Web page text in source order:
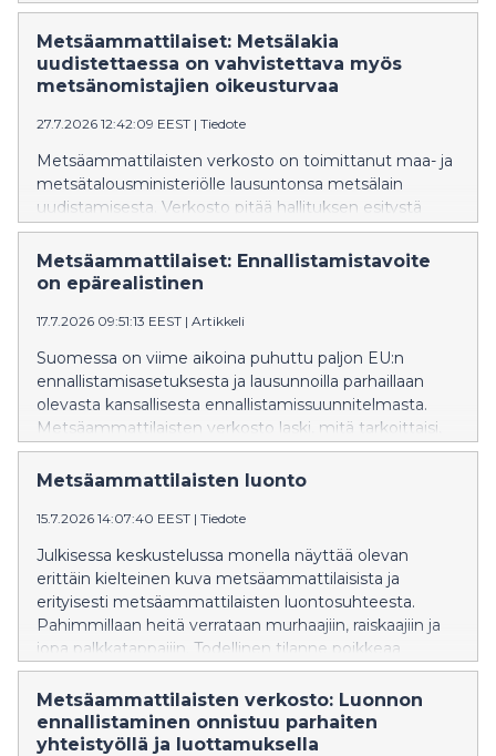
kustannuksista ja tavoitteista. Yksi kysymys jää
kuitenkin yllättävän vähälle huomiolle: Kuka tekee
ennallistamistyöt?
Metsäammattilaiset: Metsälakia
uudistettaessa on vahvistettava myös
metsänomistajien oikeusturvaa
27.7.2026 12:42:09 EEST | Tiedote
Metsäammattilaisten verkosto on toimittanut maa- ja
metsätalousministeriölle lausuntonsa metsälain
uudistamisesta. Verkosto pitää hallituksen esitystä
pääosin onnistuneena, mutta katsoo, että
lakiuudistuksessa on samalla vahvistettava
metsänomistajien ja metsäammattilaisten
Metsäammattilaisten mukaan suomalaiset metsät
ovat ilmaston, luonnon ja hyvinvoinnin ratkaisu – mutta
vain silloin, kun niitä voidaan hoitaa pitkäjänteisesti
tutkimukseen perustuen ja omaisuudensuojaa
kunnioittaen.
Metsäammattilaiset: Ennallistamistavoite
on epärealistinen
17.7.2026 09:51:13 EEST | Artikkeli
Suomessa on viime aikoina puhuttu paljon EU:n
ennallistamisasetuksesta ja lausunnoilla parhaillaan
olevasta kansallisesta ennallistamissuunnitelmasta.
Metsäammattilaisten verkosto laski, mitä tarkoittaisi,
että kolmasosa Suomesta voitaisiin ennallistaa vuoden
2030 loppuun mennessä. Laskelma paljastaa
mahdottomuuden.
Metsäammattilaisten luonto
15.7.2026 14:07:40 EEST | Tiedote
Julkisessa keskustelussa monella näyttää olevan
erittäin kielteinen kuva metsäammattilaisista ja
erityisesti metsäammattilaisten luontosuhteesta.
Pahimmillaan heitä verrataan murhaajiin, raiskaajiin ja
jopa palkkatappajiin. Todellinen tilanne poikkeaa
tutkitusti vahvasti näistä näkemyksistä.
Metsäammattilaisille luonto on syy hakeutua alalle ja
luontoa vaalitaan talousmetsissä tunteella ja osana
identiteettiä.
Metsäammattilaisten verkosto: Luonnon
ennallistaminen onnistuu parhaiten
yhteistyöllä ja luottamuksella